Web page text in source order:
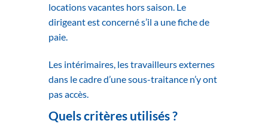
locations vacantes hors saison. Le
dirigeant est concerné s’il a une fiche de
paie.
Les intérimaires, les travailleurs externes
dans le cadre d’une sous-traitance n’y ont
pas accès.
Quels critères utilisés ?